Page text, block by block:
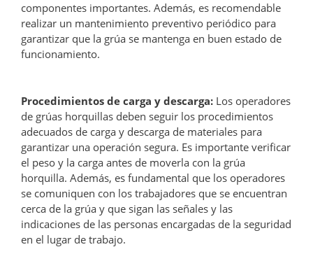
componentes importantes. Además, es recomendable
realizar un mantenimiento preventivo periódico para
garantizar que la grúa se mantenga en buen estado de
funcionamiento.
Procedimientos de carga y descarga: Los operadores
de grúas horquillas deben seguir los procedimientos
adecuados de carga y descarga de materiales para
garantizar una operación segura. Es importante verificar
el peso y la carga antes de moverla con la grúa
horquilla. Además, es fundamental que los operadores
se comuniquen con los trabajadores que se encuentran
cerca de la grúa y que sigan las señales y las
indicaciones de las personas encargadas de la seguridad
en el lugar de trabajo.